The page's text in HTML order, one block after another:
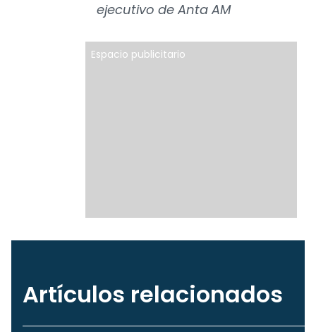
ejecutivo de Anta AM
Espacio publicitario
Artículos relacionados